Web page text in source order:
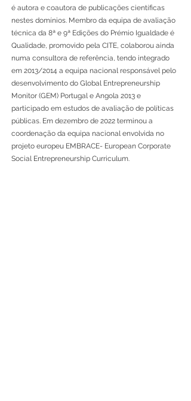
é autora e coautora de publicações científicas
nestes domínios. Membro da equipa de avaliação
técnica da 8ª e 9ª Edições do Prémio Igualdade é
Qualidade, promovido pela CITE, colaborou ainda
numa consultora de referência, tendo integrado
em 2013/2014 a equipa nacional responsável pelo
desenvolvimento do Global Entrepreneurship
Monitor (GEM) Portugal e Angola 2013 e
participado em estudos de avaliação de políticas
públicas. Em dezembro de 2022 terminou a
coordenação da equipa nacional envolvida no
projeto europeu EMBRACE- European Corporate
Social Entrepreneurship Curriculum.